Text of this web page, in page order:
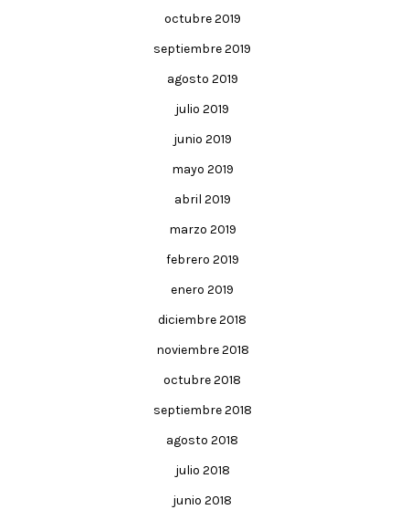
octubre 2019
septiembre 2019
agosto 2019
julio 2019
junio 2019
mayo 2019
abril 2019
marzo 2019
febrero 2019
enero 2019
diciembre 2018
noviembre 2018
octubre 2018
septiembre 2018
agosto 2018
julio 2018
junio 2018